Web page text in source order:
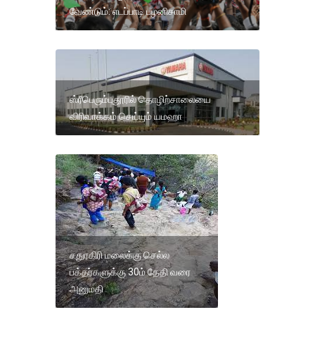
வேண்டும்: எடப்பாடி பழனிசாமி
ஸ்ரீபெரும்புதூரில் தொழிற்சாலையை
விரிவாக்கம் செய்யும் யமஹா
சதுரகிரி மலைக்கு செல்ல
பக்தர்களுக்கு 30ம் தேதி வரை
அனுமதி